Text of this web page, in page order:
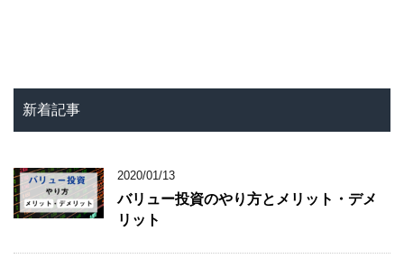
新着記事
2020/01/13
バリュー投資のやり方とメリット・デメ
リット